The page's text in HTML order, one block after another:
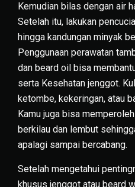
Kemudian bilas dengan air
Setelah itu, lakukan
hingga kandungan minyak
Penggunaan perawatan
dan beard oil bisa
serta Kesehatan jenggot.
ketombe, kekeringan, atau
Kamu juga bisa
berkilau dan lembut
apalagi sampai bercabang.
Setelah mengetahui
khusus jenggot atau beard